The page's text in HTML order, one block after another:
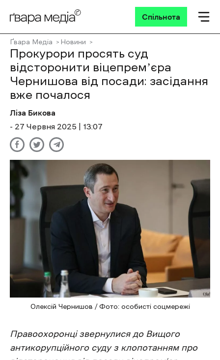
Спільнота
Ґвара Медіа Новини
Прокурори просять суд
відсторонити віцепремʼєра
Чернишова від посади: засідання
вже почалося
Ліза Бикова
- 27 Червня 2025 | 13:07
Олексій Чернишов / Фото: особисті соцмережі
Правоохоронці звернулися до Вищого
антикорупційного суду з клопотанням про